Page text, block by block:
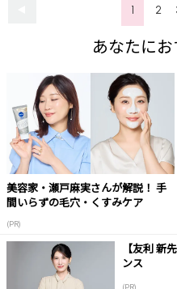
1 2
あなたに
美容家・瀬戸麻実さんが解説！ 手
間いらずの毛穴・くすみケア
(PR)
【友利 新
ンス